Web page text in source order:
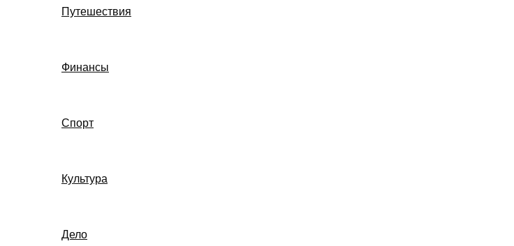
Путешествия
Финансы
Спорт
Культура
Дело